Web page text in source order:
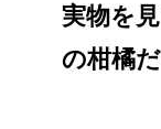
実物を
の柑橘